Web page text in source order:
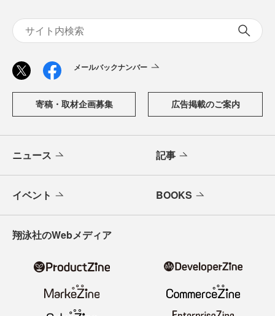
メールバックナンバー
寄稿・取材企画募集 広告掲載のご案内
ニュース 記事
イベント BOOKS
翔泳社のWebメディア